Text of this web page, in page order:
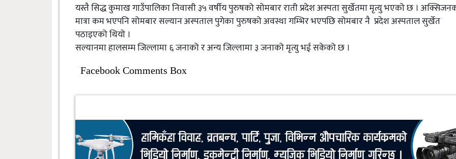
यस्तै सिद्ध कुमाख गाउँपालिका निवासी ३५ वर्षीय पुरुषको सोमबार राती प्रदेश अस्पता सुर्खेतमा मृत्यु भएको छ ।
मात्रा कम भएपनि सोमबार सल्यान अस्पताल पुगेका पुरुषको अवस्था गम्भिर भएपछि सोमबार नै प्रदेश अस्पताल सुर्खेत
पठाइएको थियो ।
सल्यानमा हालसम्म जिल्लामा ६ जनाको र अन्य जिल्लामा ३ जनाको मृत्यु भई सकेको छ ।
Facebook Comments Box